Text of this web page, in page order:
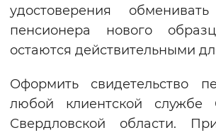
удостоверения
пенсионера нового
остаются действительными
Оформить свидетельство
любой клиентской
Свердловской области.